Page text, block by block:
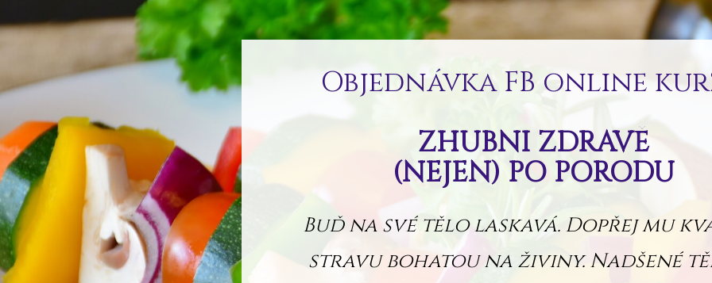
Objednávka FB online
ZHUBNI ZDRAVĚ
(NEJEN) PO PORODU
Buď na své tělo laskavá. Dopřej mu
stravu bohatou na živiny. Nadšené